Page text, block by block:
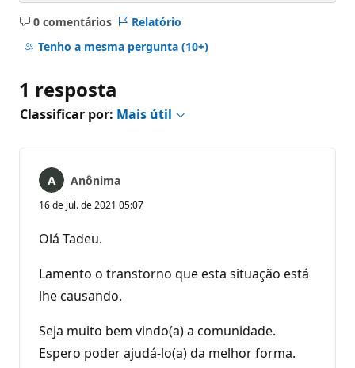
0 comentários
Sem
comentários
Relatório
Tenho a mesma pergunta (10+)
1 resposta
Classificar por: Mais útil
Anônima
16 de jul. de 2021 05:07
Olá Tadeu.
Lamento o transtorno que esta situação está
lhe causando.
Seja muito bem vindo(a) a comunidade.
Espero poder ajudá-lo(a) da melhor forma.